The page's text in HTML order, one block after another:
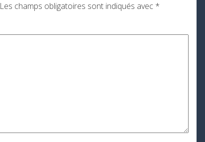
Les champs obligatoires sont indiqués avec *